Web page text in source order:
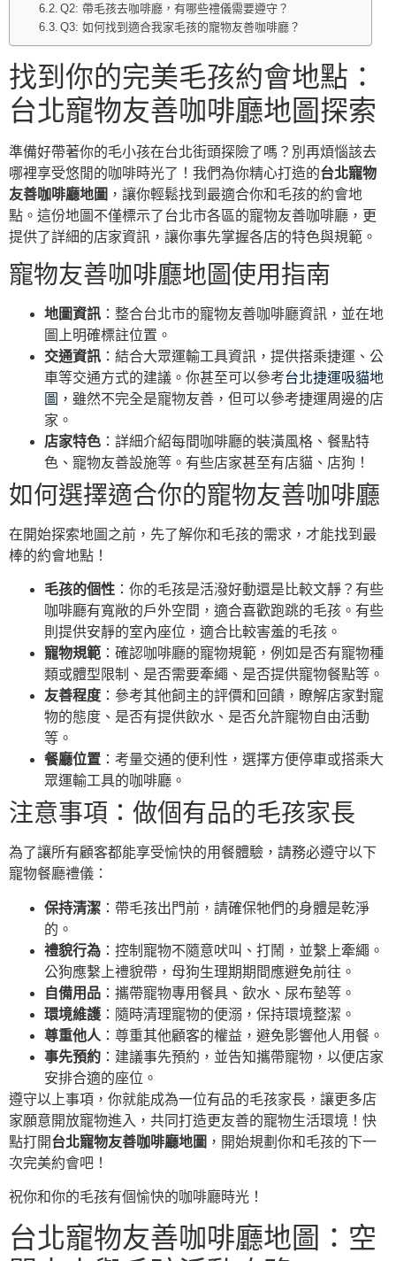
Q2: 帶毛孩去咖啡廳，有哪些禮儀需要遵守？
Q3: 如何找到適合我家毛孩的寵物友善咖啡廳？
找到你的完美毛孩約會地點：
台北寵物友善咖啡廳地圖探索
準備好帶著你的毛小孩在台北街頭探險了嗎？別再煩惱該去
哪裡享受悠閒的咖啡時光了！我們為你精心打造的台北寵物
友善咖啡廳地圖 ，讓你輕鬆找到最適合你和毛孩的約會地
點。這份地圖不僅標示了台北市各區的寵物友善咖啡廳，更
提供了詳細的店家資訊，讓你事先掌握各店的特色與規範。
寵物友善咖啡廳地圖使用指南
地圖資訊 ：整合台北市的寵物友善咖啡廳資訊，並在地
圖上明確標註位置。
交通資訊 ：結合大眾運輸工具資訊，提供搭乘捷運、公
車等交通方式的建議。你甚至可以參考台北捷運吸貓地
圖 ，雖然不完全是寵物友善，但可以參考捷運周邊的店
家。
店家特色 ：詳細介紹每間咖啡廳的裝潢風格、餐點特
色、寵物友善設施等。有些店家甚至有店貓、店狗！
如何選擇適合你的寵物友善咖啡廳
在開始探索地圖之前，先了解你和毛孩的需求，才能找到最
棒的約會地點！
毛孩的個性 ：你的毛孩是活潑好動還是比較文靜？有些
咖啡廳有寬敞的戶外空間，適合喜歡跑跳的毛孩。有些
則提供安靜的室內座位，適合比較害羞的毛孩。
寵物規範 ：確認咖啡廳的寵物規範，例如是否有寵物種
類或體型限制、是否需要牽繩、是否提供寵物餐點等。
友善程度 ：參考其他飼主的評價和回饋，瞭解店家對寵
物的態度、是否有提供飲水、是否允許寵物自由活動
等。
餐廳位置 ：考量交通的便利性，選擇方便停車或搭乘大
眾運輸工具的咖啡廳。
注意事項：做個有品的毛孩家長
為了讓所有顧客都能享受愉快的用餐體驗，請務必遵守以下
寵物餐廳禮儀：
保持清潔 ：帶毛孩出門前，請確保牠們的身體是乾淨
的。
禮貌行為 ：控制寵物不隨意吠叫、打鬧，並繫上牽繩。
公狗應繫上禮貌帶，母狗生理期期間應避免前往。
自備用品 ：攜帶寵物專用餐具、飲水、尿布墊等。
環境維護 ：隨時清理寵物的便溺，保持環境整潔。
尊重他人 ：尊重其他顧客的權益，避免影響他人用餐。
事先預約 ：建議事先預約，並告知攜帶寵物，以便店家
安排合適的座位。
遵守以上事項，你就能成為一位有品的毛孩家長，讓更多店
家願意開放寵物進入，共同打造更友善的寵物生活環境！快
點打開台北寵物友善咖啡廳地圖 ，開始規劃你和毛孩的下一
次完美約會吧！
祝你和你的毛孩有個愉快的咖啡廳時光！
台北寵物友善咖啡廳地圖：空